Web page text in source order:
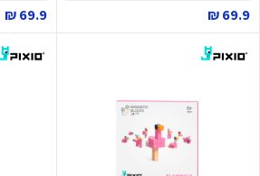
69.9 ₪
69.9 ₪